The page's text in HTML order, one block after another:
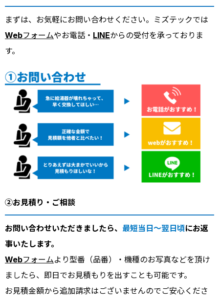
まずは、お気軽にお問い合わせください。ミズテックでは
Webフォームやお電話・ LINEからの受付を承っておりま
す。
②お見積り・ご相談
お問い合わせいただきましたら、 最短当日～翌日頃にお返
事いたします。
Webフォームより型番（品番）・機種のお写真などを頂け
ましたら、即日でお見積もりを出すことも可能です。
お見積金額から追加請求はございませんのでご安心くださ